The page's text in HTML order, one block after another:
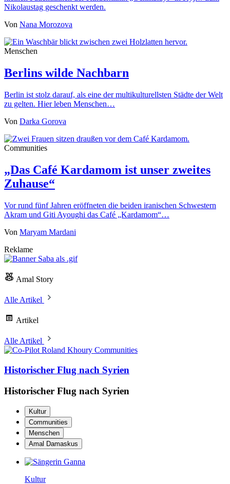
Nikolaustag geschenkt werden.
Von Nana Morozova
Menschen
Berlins wilde Nachbarn
Berlin ist stolz darauf, als eine der multikulturellsten Städte der Welt
zu gelten. Hier leben Menschen…
Von Darka Gorova
Communities
„Das Café Kardamom ist unser zweites
Zuhause“
Vor rund fünf Jahren eröffneten die beiden iranischen Schwestern
Akram und Giti Ayoughi das Café „Kardamom“…
Von Maryam Mardani
Reklame
Amal Story
Alle Artikel
Artikel
Alle Artikel
Communities
Historischer Flug nach Syrien
Historischer Flug nach Syrien
Kultur
Communities
Menschen
Amal Damaskus
Kultur